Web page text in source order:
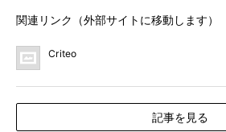
関連リンク（外部サイトに移動します）
Criteo
記事を見る